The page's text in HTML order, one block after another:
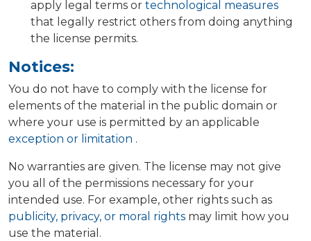
apply legal terms or technological measures
that legally restrict others from doing anything
the license permits.
Notices:
You do not have to comply with the license for
elements of the material in the public domain or
where your use is permitted by an applicable
exception or limitation .
No warranties are given. The license may not give
you all of the permissions necessary for your
intended use. For example, other rights such as
publicity, privacy, or moral rights may limit how you
use the material.